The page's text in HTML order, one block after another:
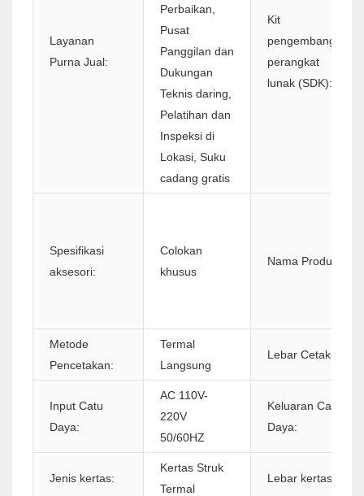
Layanan
Purna Jual:
Perbaikan,
Pusat
Panggilan dan
Dukungan
Teknis daring,
Pelatihan dan
Inspeksi di
Lokasi, Suku
cadang gratis
Kit
pengembangan
perangkat
lunak (SDK):
Spesifikasi
aksesori:
Colokan
khusus
Nama Produk:
Metode
Pencetakan:
Termal
Langsung
Lebar Cetak:
Input Catu
Daya:
AC 110V-
220V
50/60HZ
Keluaran Catu
Daya:
Jenis kertas:
Kertas Struk
Termal
Lebar kertas: